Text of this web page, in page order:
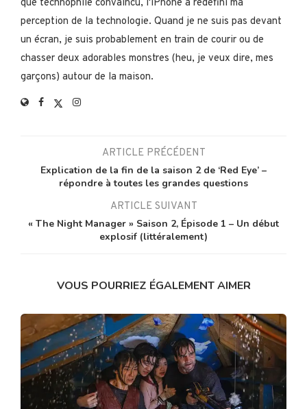
que technophile convaincu, l'iPhone a redéfini ma
perception de la technologie. Quand je ne suis pas devant
un écran, je suis probablement en train de courir ou de
chasser deux adorables monstres (heu, je veux dire, mes
garçons) autour de la maison.
ARTICLE PRÉCÉDENT
Explication de la fin de la saison 2 de ‘Red Eye’ –
répondre à toutes les grandes questions
ARTICLE SUIVANT
« The Night Manager » Saison 2, Épisode 1 – Un début
explosif (littéralement)
VOUS POURRIEZ ÉGALEMENT AIMER